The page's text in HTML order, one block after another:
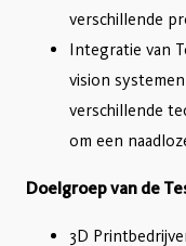
verschillende
Integratie van
vision
verschillende
om een
Doelgroep van de
3D